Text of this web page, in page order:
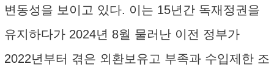
변동성을 보이고 있다. 이는 15년간 독재정권을
유지하다가 2024년 8월 물러난 이전 정부가
2022년부터 겪은 외환보유고 부족과 수입제한 조